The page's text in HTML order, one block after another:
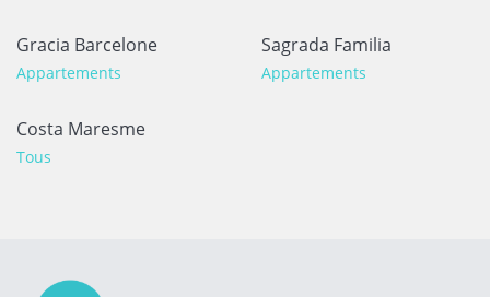
Gracia Barcelone
Appartements
Sagrada Familia
Appartements
Costa Maresme
Tous